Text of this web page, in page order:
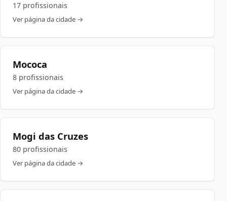
17 profissionais
Ver página da cidade →
Mococa
8 profissionais
Ver página da cidade →
Mogi das Cruzes
80 profissionais
Ver página da cidade →